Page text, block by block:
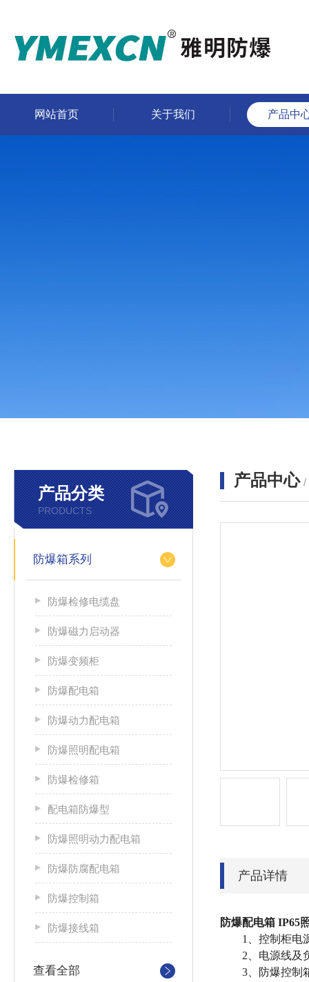
网站首页 关于我们 产品中
产品分类
PRODUCTS
防爆箱系列
防爆检修电缆盘
防爆磁力启动器
防爆变频柜
防爆配电箱
防爆动力配电箱
防爆照明配电箱
防爆检修箱
配电箱防爆型
防爆照明动力配电箱
防爆防腐配电箱
防爆控制箱
防爆接线箱
查看全部
产品中心 /
产品详情
防爆配电箱 IP65
1、控制柜电源
2、电源线及负
3、防爆控制箱